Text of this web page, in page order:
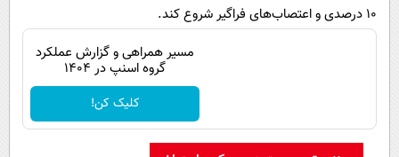
۱۰ درصدی و اعتصاب‌های فراگیر شروع کند.
مسیر همراهی و گزارش عملکرد
گروه اسنپ در ۱۴۰۴
کلیک کن!